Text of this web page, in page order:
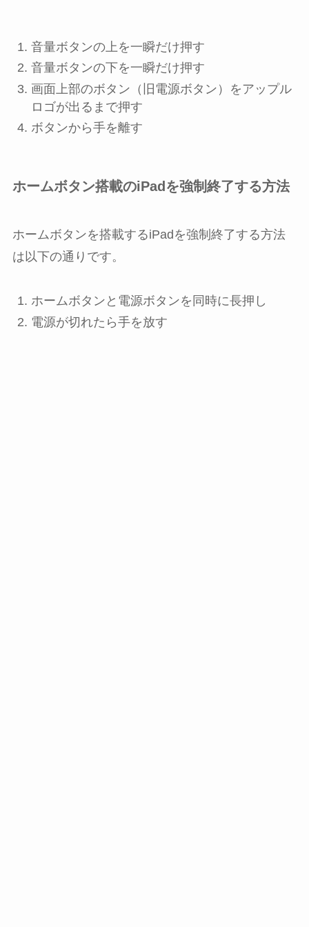
音量ボタンの上 を一瞬だけ押す
音量ボタンの下を一瞬だけ押す
画面上部のボタン （旧電源ボタン）をアップル
ロゴが出るまで押す
ボタンから手を離す
ホームボタン搭載のiPadを強制終了する方法
ホームボタンを搭載するiPadを強制終了する方法
は以下の通りです。
ホームボタン と 電源ボタンを同時に長押し
電源が切れたら手を放す